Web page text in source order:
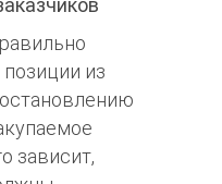
из
зависит,